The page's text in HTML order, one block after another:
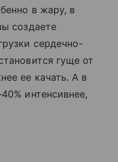
в жару, в
создаете
сердечно-
гуще от
ее качать. А в
интенсивнее,